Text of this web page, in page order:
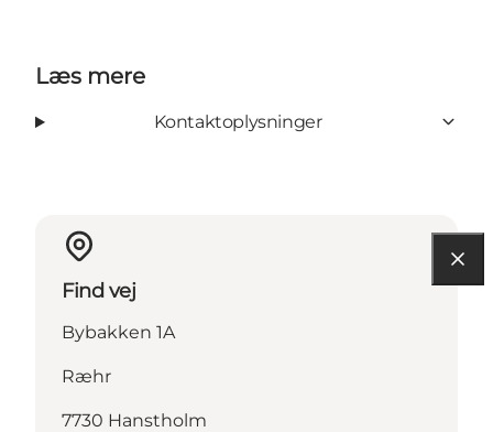
Læs mere
Kontaktoplysninger
Find vej
Bybakken 1A
Ræhr
7730 Hanstholm